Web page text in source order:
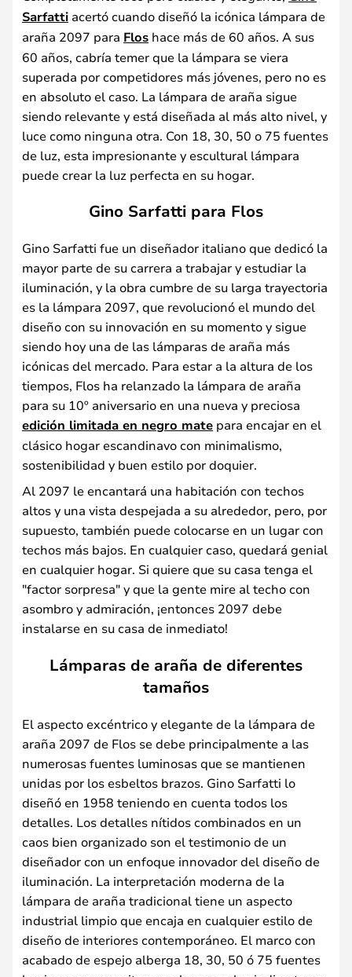
Sarfatti acertó cuando diseñó la icónica lámpara de
araña 2097 para Flos hace más de 60 años. A sus
60 años, cabría temer que la lámpara se viera
superada por competidores más jóvenes, pero no es
en absoluto el caso. La lámpara de araña sigue
siendo relevante y está diseñada al más alto nivel, y
luce como ninguna otra. Con 18, 30, 50 o 75 fuentes
de luz, esta impresionante y escultural lámpara
puede crear la luz perfecta en su hogar.
Gino Sarfatti para Flos
Gino Sarfatti fue un diseñador italiano que dedicó la
mayor parte de su carrera a trabajar y estudiar la
iluminación, y la obra cumbre de su larga trayectoria
es la lámpara 2097, que revolucionó el mundo del
diseño con su innovación en su momento y sigue
siendo hoy una de las lámparas de araña más
icónicas del mercado. Para estar a la altura de los
tiempos, Flos ha relanzado la lámpara de araña
para su 10º aniversario en una nueva y preciosa
edición limitada en negro mate para encajar en el
clásico hogar escandinavo con minimalismo,
sostenibilidad y buen estilo por doquier.
Al 2097 le encantará una habitación con techos
altos y una vista despejada a su alrededor, pero, por
supuesto, también puede colocarse en un lugar con
techos más bajos. En cualquier caso, quedará genial
en cualquier hogar. Si quiere que su casa tenga el
"factor sorpresa" y que la gente mire al techo con
asombro y admiración, ¡entonces 2097 debe
instalarse en su casa de inmediato!
Lámparas de araña de diferentes
tamaños
El aspecto excéntrico y elegante de la lámpara de
araña 2097 de Flos se debe principalmente a las
numerosas fuentes luminosas que se mantienen
unidas por los esbeltos brazos. Gino Sarfatti lo
diseñó en 1958 teniendo en cuenta todos los
detalles. Los detalles nítidos combinados en un
caos bien organizado son el testimonio de un
diseñador con un enfoque innovador del diseño de
iluminación. La interpretación moderna de la
lámpara de araña tradicional tiene un aspecto
industrial limpio que encaja en cualquier estilo de
diseño de interiores contemporáneo. El marco con
acabado de espejo alberga 18, 30, 50 ó 75 fuentes